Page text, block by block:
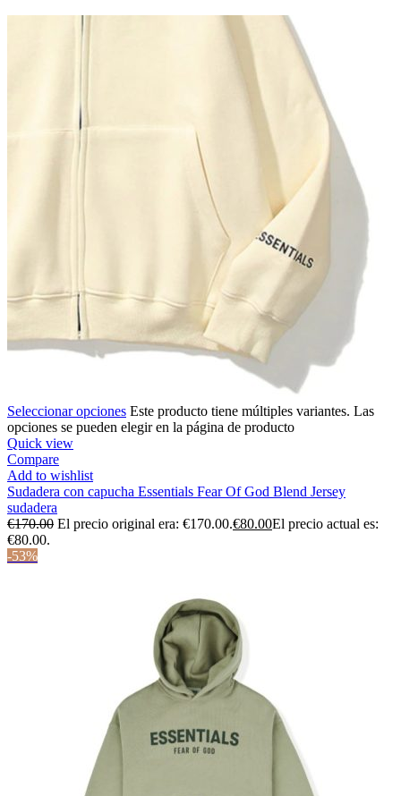
Seleccionar opciones Este producto tiene múltiples variantes. Las
opciones se pueden elegir en la página de producto
Quick view
Compare
Add to wishlist
Sudadera con capucha Essentials Fear Of God Blend Jersey
sudadera
€170.00 El precio original era: €170.00.€80.00El precio actual es:
€80.00.
-53%